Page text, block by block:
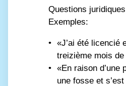
Questions
Exemples:
«J’ai été licencié
treizième mois de
«En raison d’une
une fosse et